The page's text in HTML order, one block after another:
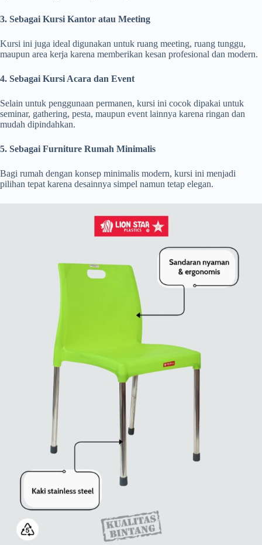
3. Sebagai Kursi Kantor atau Meeting
Kursi ini juga ideal digunakan untuk ruang meeting, ruang tunggu,
maupun area kerja karena memberikan kesan profesional dan modern.
4. Sebagai Kursi Acara dan Event
Selain untuk penggunaan permanen, kursi ini cocok dipakai untuk
seminar, gathering, pesta, maupun event lainnya karena ringan dan
mudah dipindahkan.
5. Sebagai Furniture Rumah Minimalis
Bagi rumah dengan konsep minimalis modern, kursi ini menjadi
pilihan tepat karena desainnya simpel namun tetap elegan.